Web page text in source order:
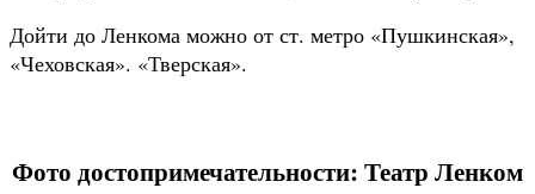
Дойти до Ленкома можно от ст. метро «Пушкинская»,
«Чеховская». «Тверская».
Фото достопримечательности: Театр Ленком